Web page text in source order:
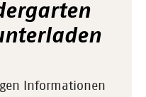
Informationen